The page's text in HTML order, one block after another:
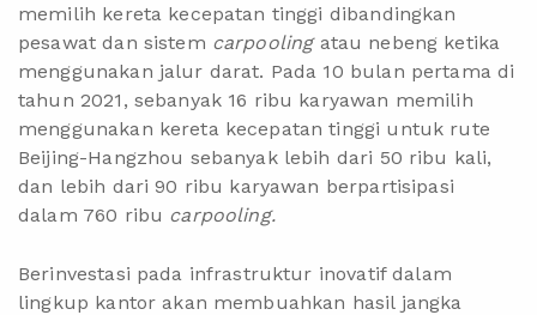
memilih kereta kecepatan tinggi dibandingkan
pesawat dan sistem carpooling atau nebeng ketika
menggunakan jalur darat. Pada 10 bulan pertama di
tahun 2021, sebanyak 16 ribu karyawan memilih
menggunakan kereta kecepatan tinggi untuk rute
Beijing-Hangzhou sebanyak lebih dari 50 ribu kali,
dan lebih dari 90 ribu karyawan berpartisipasi
dalam 760 ribu carpooling.
Berinvestasi pada infrastruktur inovatif dalam
lingkup kantor akan membuahkan hasil jangka